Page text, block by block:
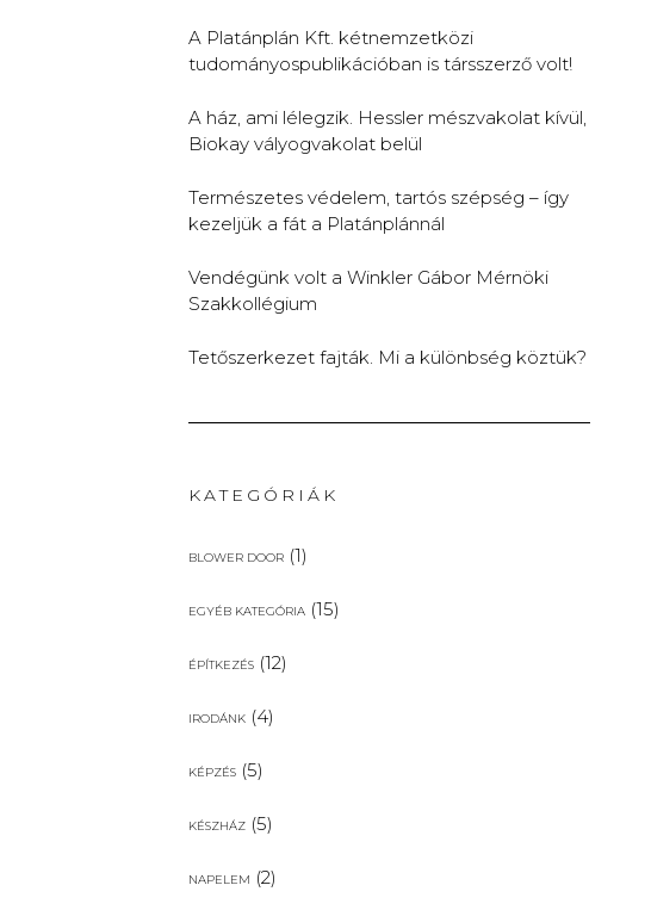
A Platánplán Kft. kétnemzetközi
tudományospublikációban is társszerző volt!
A ház, ami lélegzik. Hessler mészvakolat kívül,
Biokay vályogvakolat belül
Természetes védelem, tartós szépség – így
kezeljük a fát a Platánplánnál
Vendégünk volt a Winkler Gábor Mérnöki
Szakkollégium
Tetőszerkezet fajták. Mi a különbség köztük?
KATEGÓRIÁK
BLOWER DOOR(1)
EGYÉB KATEGÓRIA(15)
ÉPÍTKEZÉS(12)
IRODÁNK(4)
KÉPZÉS(5)
KÉSZHÁZ(5)
NAPELEM (2)